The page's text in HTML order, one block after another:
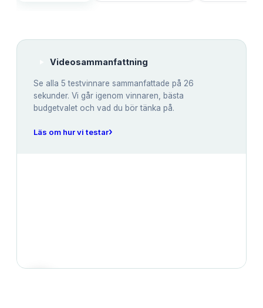
Videosammanfattning
Se alla 5 testvinnare sammanfattade på 26
sekunder. Vi går igenom vinnaren, bästa
budgetvalet och vad du bör tänka på.
Läs om hur vi testar›